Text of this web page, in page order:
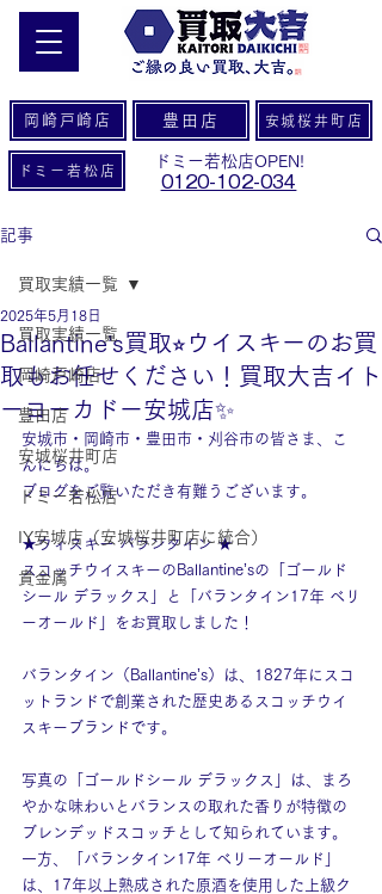
岡崎戸崎店 豊田店 安城桜井町店
ドミー若松店
ドミー若松店OPEN!
0120-102-034
記事
買取実績一覧
岡崎戸崎店
豊田店
安城桜井町店
ドミー若松店
IY安城店（安城桜井町店に統合）
貴金属
買取実績一覧
Ballantine’s買取⭐︎ウイスキーのお買
取もお任せください！買取大吉イト
ーヨーカドー安城店✨
2025年5月18日
安城市・岡崎市・豊田市・刈谷市の皆さま、こ
んにちは。
ブログをご覧いただき有難うございます。
★ウィスキー バランタイン ★
スコッチウイスキーのBallantine’sの「ゴールド
シール デラックス」と「バランタイン17年 ベリ
ーオールド」をお買取しました！
バランタイン（Ballantine’s）は、1827年にスコ
ットランドで創業された歴史あるスコッチウイ
スキーブランドです。
写真の「ゴールドシール デラックス」は、まろ
やかな味わいとバランスの取れた香りが特徴の
ブレンデッドスコッチとして知られています。
一方、「バランタイン17年 ベリーオールド」
は、17年以上熟成された原酒を使用した上級ク